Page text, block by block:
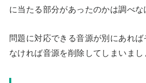
に当たる部分があったのかは調べな
問題に対応できる音源が別にあれば
なければ音源を削除してしまいまし